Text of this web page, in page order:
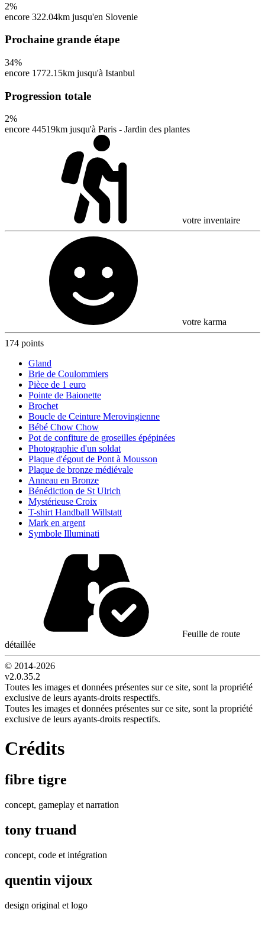
2%
encore 322.04km jusqu'en Slovenie
Prochaine grande étape
34%
encore 1772.15km jusqu'à Istanbul
Progression totale
2%
encore 44519km jusqu'à Paris - Jardin des plantes
votre inventaire
votre karma
174 points
Gland
Brie de Coulommiers
Pièce de 1 euro
Pointe de Baionette
Brochet
Boucle de Ceinture Merovingienne
Bébé Chow Chow
Pot de confiture de groseilles épépinées
Photographie d'un soldat
Plaque d'égout de Pont à Mousson
Plaque de bronze médiévale
Anneau en Bronze
Bénédiction de St Ulrich
Mystérieuse Croix
T-shirt Handball Willstatt
Mark en argent
Symbole Illuminati
Feuille de route
détaillée
© 2014-2026
v2.0.35.2
Toutes les images et données présentes sur ce site, sont la propriété
exclusive de leurs ayants-droits respectifs.
Toutes les images et données présentes sur ce site, sont la propriété
exclusive de leurs ayants-droits respectifs.
Crédits
fibre tigre
concept, gameplay et narration
tony truand
concept, code et intégration
quentin vijoux
design original et logo